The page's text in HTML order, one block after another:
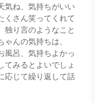
気ね、気持ちがいい
くさん笑ってくれて
独り言のようなこと
んの気持ちは、
風呂、気持ちよかっ
てみるとよいでしょ
応じて繰り返して話